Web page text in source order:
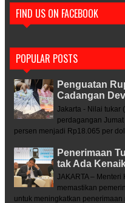
FIND US ON FACEBOOK
POPULAR POSTS
Penguatan
Cadangan
Jakarta - Nilai tukar
perdagangan
persen menjadi Rp18.065 per
Penerimaan
tak Ada
JAKARTA –
memastikan
untuk meningkatkan penerimaan